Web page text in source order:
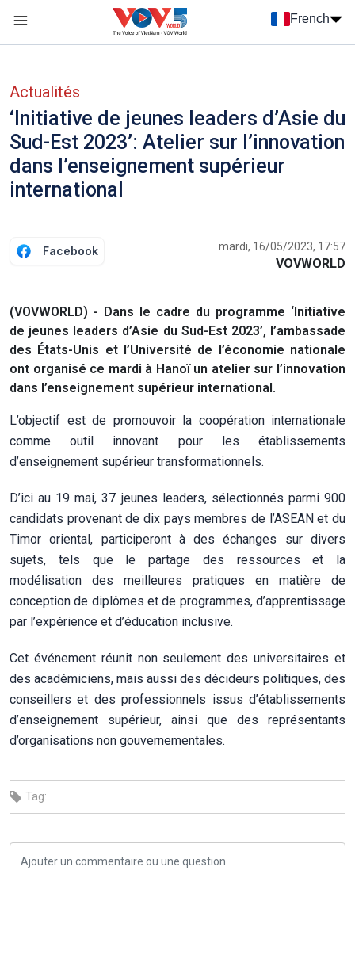
French
Actualités
‘Initiative de jeunes leaders d’Asie du
Sud-Est 2023’: Atelier sur l’innovation
dans l’enseignement supérieur
international
Facebook mardi, 16/05/2023, 17:57
VOVWORLD
(VOVWORLD) - Dans le cadre du programme ‘Initiative
de jeunes leaders d’Asie du Sud-Est 2023’, l’ambassade
des États-Unis et l’Université de l’économie nationale
ont organisé ce mardi à Hanoï un atelier sur l’innovation
dans l’enseignement supérieur international.
L’objectif est de promouvoir la coopération internationale
comme outil innovant pour les établissements
d’enseignement supérieur transformationnels.
D’ici au 19 mai, 37 jeunes leaders, sélectionnés parmi 900
candidats provenant de dix pays membres de l’ASEAN et du
Timor oriental, participeront à des échanges sur divers
sujets, tels que le partage des ressources et la
modélisation des meilleures pratiques en matière de
conception de diplômes et de programmes, d’apprentissage
par l’expérience et d’éducation inclusive.
Cet événement réunit non seulement des universitaires et
des académiciens, mais aussi des décideurs politiques, des
conseillers et des professionnels issus d’établissements
d’enseignement supérieur, ainsi que des représentants
d’organisations non gouvernementales.
Tag: